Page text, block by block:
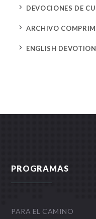
5 DEVOCIONES DE
5 ARCHIVO
5 ENGLISH
PROGRAMAS
PARA EL CAMINO